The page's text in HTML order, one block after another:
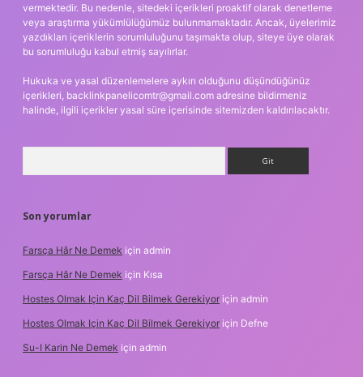
vermektedir. Bu nedenle, sitedeki içerikleri proaktif olarak denetleme
veya araştırma yükümlülüğümüz bulunmamaktadır. Ancak, üyelerimiz
yazdıkları içeriklerin sorumluluğunu taşımakta olup, siteye üye olarak
bu sorumluluğu kabul etmiş sayılırlar.
Hukuka ve yasal düzenlemelere aykırı olduğunu düşündüğünüz
içerikleri, backlinkpanelicomtr@gmail.com adresine bildirmeniz
halinde, ilgili içerikler yasal süre içerisinde sitemizden kaldırılacaktır.
Son yorumlar
Farsça Hâr Ne Demek için admin
Farsça Hâr Ne Demek için Kısa
Hostes Olmak Için Kaç Dil Bilmek Gerekiyor için admin
Hostes Olmak Için Kaç Dil Bilmek Gerekiyor için Defne
Su-I Karin Ne Demek için admin